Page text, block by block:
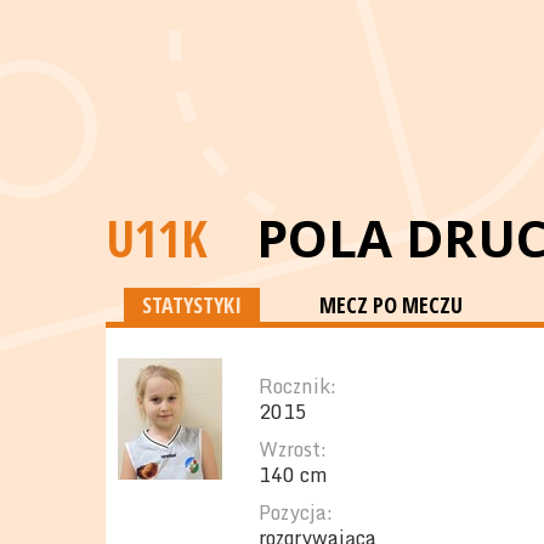
U11K POLA
STATYSTYKI MECZ PO MECZU
Rocznik:
2015
Wzrost:
140 cm
Pozycja: